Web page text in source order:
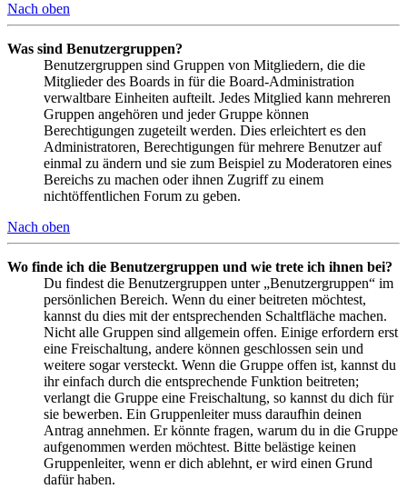
Nach oben
Was sind Benutzergruppen?
Benutzergruppen sind Gruppen von Mitgliedern, die die
Mitglieder des Boards in für die Board-Administration
verwaltbare Einheiten aufteilt. Jedes Mitglied kann mehreren
Gruppen angehören und jeder Gruppe können
Berechtigungen zugeteilt werden. Dies erleichtert es den
Administratoren, Berechtigungen für mehrere Benutzer auf
einmal zu ändern und sie zum Beispiel zu Moderatoren eines
Bereichs zu machen oder ihnen Zugriff zu einem
nichtöffentlichen Forum zu geben.
Nach oben
Wo finde ich die Benutzergruppen und wie trete ich ihnen bei?
Du findest die Benutzergruppen unter „Benutzergruppen“ im
persönlichen Bereich. Wenn du einer beitreten möchtest,
kannst du dies mit der entsprechenden Schaltfläche machen.
Nicht alle Gruppen sind allgemein offen. Einige erfordern erst
eine Freischaltung, andere können geschlossen sein und
weitere sogar versteckt. Wenn die Gruppe offen ist, kannst du
ihr einfach durch die entsprechende Funktion beitreten;
verlangt die Gruppe eine Freischaltung, so kannst du dich für
sie bewerben. Ein Gruppenleiter muss daraufhin deinen
Antrag annehmen. Er könnte fragen, warum du in die Gruppe
aufgenommen werden möchtest. Bitte belästige keinen
Gruppenleiter, wenn er dich ablehnt, er wird einen Grund
dafür haben.